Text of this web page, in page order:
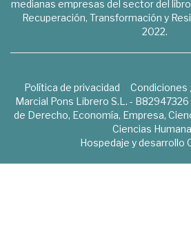
medianas empresas del sector del
Recuperación, Transformación y
2022.
Política de privacidad Condiciones
Marcial Pons Librero S.L. -
de Derecho, Economía, Empresa,
Ciencias
Hospedaje y desarrollo